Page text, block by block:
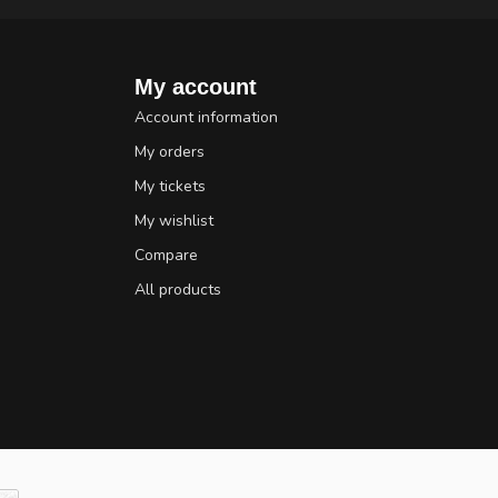
My account
Account information
My orders
My tickets
My wishlist
Compare
All products